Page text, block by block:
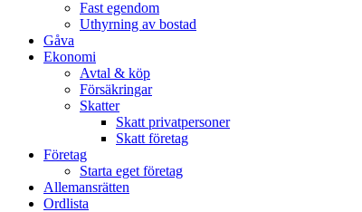
Fast egendom
Uthyrning av bostad
Gåva
Ekonomi
Avtal & köp
Försäkringar
Skatter
Skatt privatpersoner
Skatt företag
Företag
Starta eget företag
Allemansrätten
Ordlista